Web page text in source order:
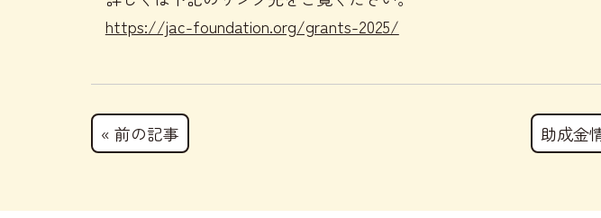
https://jac-foundation.org/grants-2025/
« 前の記事 助成金